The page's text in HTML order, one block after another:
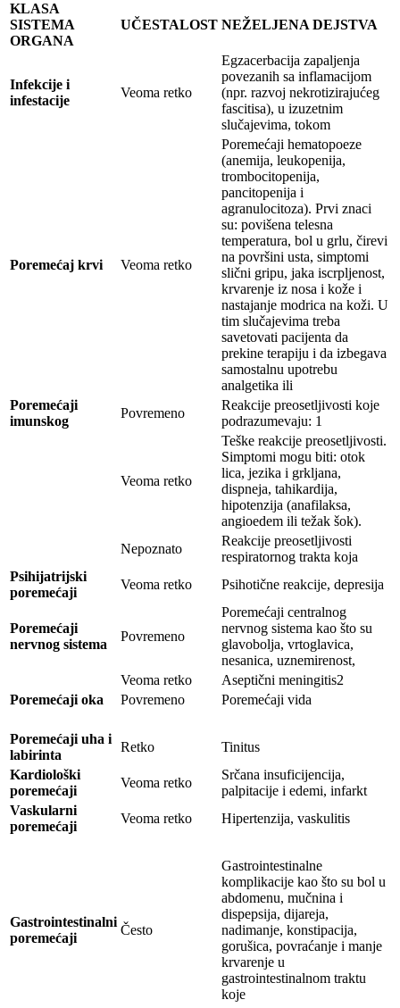
KLASA
SISTEMA
ORGANA
UČESTALOST NEŽELJENA DEJSTVA
Infekcije i
infestacije
Veoma retko
Egzacerbacija zapaljenja
povezanih sa inflamacijom
(npr. razvoj nekrotizirajućeg
fascitisa), u izuzetnim
slučajevima, tokom
Poremećaj krvi Veoma retko
Poremećaji hematopoeze
(anemija, leukopenija,
trombocitopenija,
pancitopenija i
agranulocitoza). Prvi znaci
su: povišena telesna
temperatura, bol u grlu, čirevi
na površini usta, simptomi
slični gripu, jaka iscrpljenost,
krvarenje iz nosa i kože i
nastajanje modrica na koži. U
tim slučajevima treba
savetovati pacijenta da
prekine terapiju i da izbegava
samostalnu upotrebu
analgetika ili
Poremećaji
imunskog
Povremeno
Reakcije preosetljivosti koje
podrazumevaju: 1
Veoma retko
Teške reakcije preosetljivosti.
Simptomi mogu biti: otok
lica, jezika i grkljana,
dispneja, tahikardija,
hipotenzija (anafilaksa,
angioedem ili težak šok).
Nepoznato
Reakcije preosetljivosti
respiratornog trakta koja
Psihijatrijski
poremećaji
Veoma retko Psihotične reakcije, depresija
Poremećaji
nervnog sistema
Povremeno
Poremećaji centralnog
nervnog sistema kao što su
glavobolja, vrtoglavica,
nesanica, uznemirenost,
Veoma retko
Aseptični meningitis2
Poremećaji oka
Povremeno Poremećaji vida
Poremećaji uha i
labirinta
Retko
Tinitus
Kardiološki
poremećaji
Veoma retko
Srčana insuficijencija,
palpitacije i edemi, infarkt
Vaskularni
poremećaji
Veoma retko Hipertenzija, vaskulitis
Gastrointestinalni
poremećaji
Često
Gastrointestinalne
komplikacije kao što su bol u
abdomenu, mučnina i
dispepsija, dijareja,
nadimanje, konstipacija,
gorušica, povraćanje i manje
krvarenje u
gastrointestinalnom traktu
koje